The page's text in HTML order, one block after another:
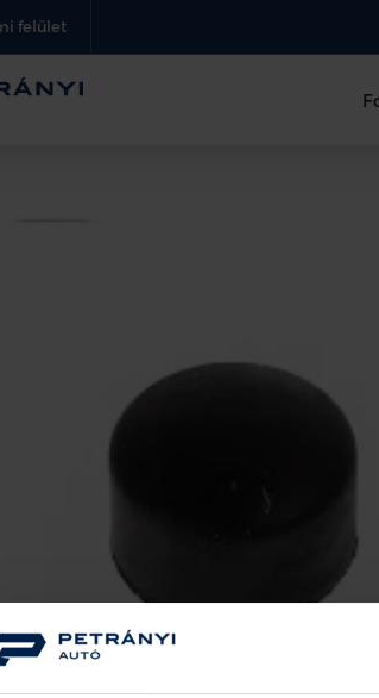
felület